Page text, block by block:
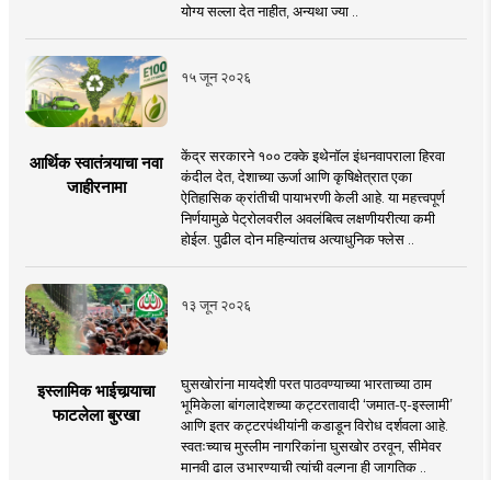
योग्य सल्ला देत नाहीत, अन्यथा ज्या ..
१५ जून २०२६
आर्थिक स्वातंत्र्याचा नवा
जाहीरनामा
केंद्र सरकारने १०० टक्के इथेनॉल इंधनवापराला हिरवा
कंदील देत, देशाच्या ऊर्जा आणि कृषिक्षेत्रात एका
ऐतिहासिक क्रांतीची पायाभरणी केली आहे. या महत्त्वपूर्ण
निर्णयामुळे पेट्रोलवरील अवलंबित्व लक्षणीयरीत्या कमी
होईल. पुढील दोन महिन्यांतच अत्याधुनिक फ्लेस ..
१३ जून २०२६
इस्लामिक भाईचार्‍याचा
फाटलेला बुरखा
घुसखोरांना मायदेशी परत पाठवण्याच्या भारताच्या ठाम
भूमिकेला बांगलादेशच्या कट्टरतावादी ‘जमात-ए-इस्लामी’
आणि इतर कट्टरपंथीयांनी कडाडून विरोध दर्शवला आहे.
स्वतःच्याच मुस्लीम नागरिकांना घुसखोर ठरवून, सीमेवर
मानवी ढाल उभारण्याची त्यांची वल्गना ही जागतिक ..